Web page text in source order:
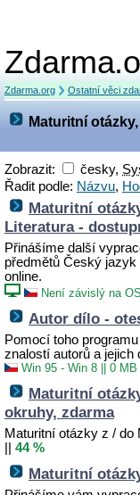
Zdarma.org Ostatní věci
Maturitní
Zobrazit: česky,
Řadit podle: Názvu,
Maturitní
Literatura -
Přinášíme další
předmětů Český jazyk
online.
Není závislý na OS
Autor dílo -
Pomocí toho
znalostí autorů a jejich
Win 95 - Win 8 0 MB
Maturitní
okruhy, zdarma
Maturitní otázky z /
44 %
Maturitní